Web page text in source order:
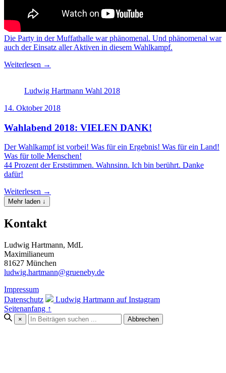
Die Party in der Muffathalle war phänomenal. Und phänomenal war
auch der Einsatz aller Aktiven in diesem Wahlkampf.
Weiterlesen →
Ludwig Hartmann Wahl 2018
14. Oktober 2018
Wahlabend 2018: VIELEN DANK!
Der Wahlkampf ist vorbei! Was für ein Ergebnis! Was für ein Land!
Was für tolle Menschen!
44 Prozent der Erststimmen. Wahnsinn. Ich bin berührt. Danke
dafür!
Weiterlesen →
Mehr laden ↓
Kontakt
Ludwig Hartmann, MdL
Maximilianeum
81627 München
ludwig.hartmann@grueneby.de
Impressum
Datenschutz
Ludwig Hartmann auf Instagram
Seitenanfang ↑
× Abbrechen